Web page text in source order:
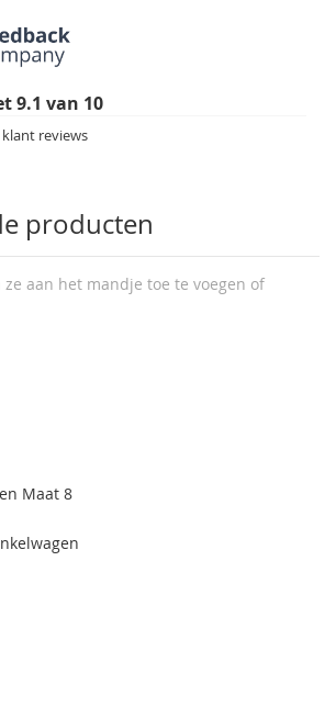
9.1 van 10
klant reviews
producten
ze aan het mandje toe te voegen of
Maat 8